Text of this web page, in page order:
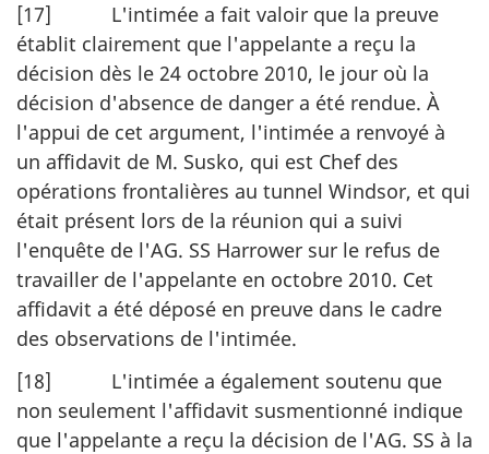
[17] L'intimée a fait valoir que la preuve
établit clairement que l'appelante a reçu la
décision dès le 24 octobre 2010, le jour où la
décision d'absence de danger a été rendue. À
l'appui de cet argument, l'intimée a renvoyé à
un affidavit de M. Susko, qui est Chef des
opérations frontalières au tunnel Windsor, et qui
était présent lors de la réunion qui a suivi
l'enquête de l'AG. SS Harrower sur le refus de
travailler de l'appelante en octobre 2010. Cet
affidavit a été déposé en preuve dans le cadre
des observations de l'intimée.
[18] L'intimée a également soutenu que
non seulement l'affidavit susmentionné indique
que l'appelante a reçu la décision de l'AG. SS à la